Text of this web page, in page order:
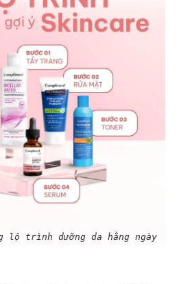
lộ trình dưỡng da hằng ngày